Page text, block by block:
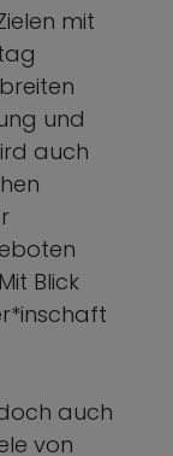
mit
und
auch
Blick
auch
von